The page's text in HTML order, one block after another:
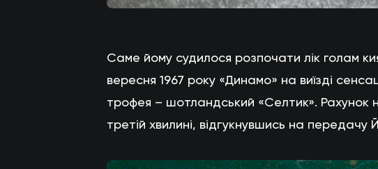
Саме йому судилося розпочати лік голам
вересня 1967 року «Динамо» на виїзді
трофея – шотландський «Селтик». Рахунок
третій хвилині, відгукнувшись на